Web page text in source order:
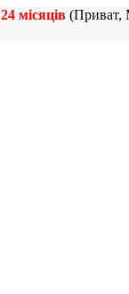
24 місяців(Приват,